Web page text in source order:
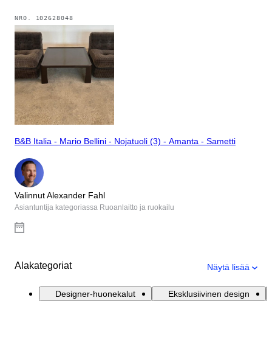
NRO. 102628048
B&B Italia - Mario Bellini - Nojatuoli (3) - Amanta - Sametti
Valinnut Alexander Fahl
Asiantuntija kategoriassa Ruoanlaitto ja ruokailu
Alakategoriat Näytä lisää
Designer-huonekalut Eksklusiivinen design